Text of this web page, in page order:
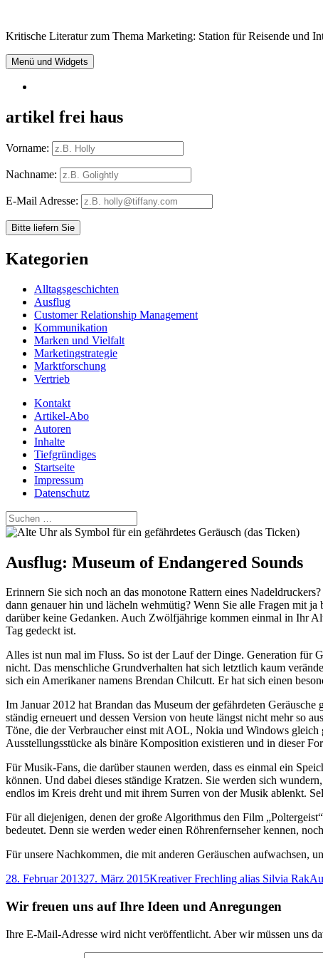
Inhalt
Kritische Literatur zum Thema Marketing: Station für Reisende und
Menü und Widgets
artikel frei haus
Vorname:
Nachname:
E-Mail Adresse:
Kategorien
Alltagsgeschichten
Ausflug
Customer Relationship Management
Kommunikation
Marken und Vielfalt
Marketingstrategie
Marktforschung
Vertrieb
Kontakt
Artikel-Abo
Autoren
Inhalte
Tiefgründiges
Startseite
Impressum
Datenschutz
Suchen
nach:
Ausflug: Museum of Endangered Sounds
Erinnern Sie sich noch an das monotone Rattern eines
dann genauer hin und lächeln wehmütig? Wenn Sie alle Fragen mit
darüber keine Gedanken. Auch Zwölfjährige kommen einmal in Ihr
Tag gedeckt ist.
Alles ist nun mal im Fluss. So ist der Lauf der Dinge. Generation für
nicht. Das menschliche Grundverhalten hat sich letztlich kaum
sich ein Amerikaner namens Brendan Chilcutt. Er hat sich einen
Im Januar 2012 hat Brandan das Museum der gefährdeten Geräusche
ständig erneuert und dessen Version von heute längst nicht mehr so
Töne, die der Verbraucher einst mit AOL, Nokia und Windows gleich
Ausstellungsstücke als binäre Komposition existieren und in dieser
Für Musik-Fans, die darüber staunen werden, dass es einmal ein
können. Und dabei dieses ständige Kratzen. Sie werden sich
endlos im Kreis dreht und mit ihrem Surren von der Musik ablenkt.
Für all diejenigen, denen der große Algorithmus den Film
bedeutet. Denn sie werden weder einen Röhrenfernseher kennen,
Für unsere Nachkommen, die mit anderen Geräuschen aufwachsen,
Veröffentlicht
28. Februar 201327. März 2015Autor
Kreativer Frechling alias Silvia Rak
Wir freuen uns auf Ihre Ideen und Anregungen
Ihre E-Mail-Adresse wird nicht veröffentlicht. Aber wir müssen uns